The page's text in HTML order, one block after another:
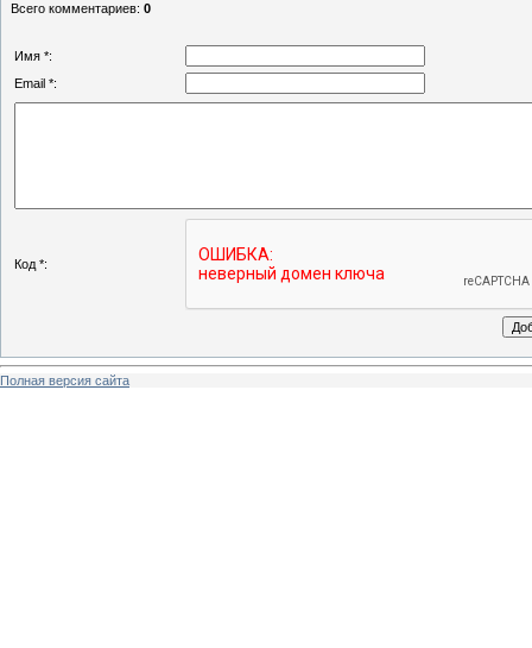
Всего комментариев: 0
Имя *:
Email *:
Код *:
Полная версия сайта